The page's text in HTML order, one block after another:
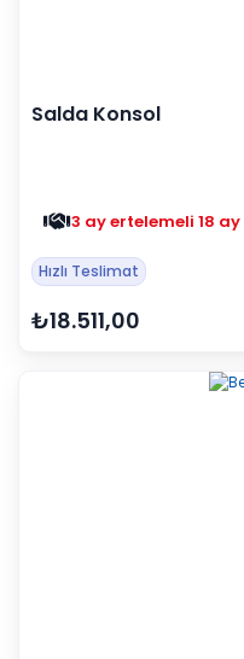
Salda Konsol
3 ay ertelemeli 18 ay
Hızlı Teslimat
₺18.511,00